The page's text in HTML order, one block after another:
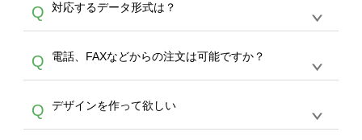
A
生産にて承っております。デザインツールから
デザインの作成から決済まで完了できます。
30枚以上やシルク印刷など、大口注文の場合
は、サポートが担当するエコバッグコンシェル
やタンブラーコンシェルをご利用ください。製
作する数量が多ければ多いほど、オンデマンド
サービスよりも低価格で製作することが可能で
す。
Q 対応するデータ形式は？
A
ドできるデータ形式は、JPG / PNG / AI / PSD /
PDF 形式になります。データの最大サイズ
写真などもアップロード可能です。使用できな
い画像はエラーになります。（※ Illustratorか
Q 電話、FAXなどからの注文は可能ですか？
A
文のみ受け付けております。30個以上のご製
作をお考えの方は、サポートが担当するエコバ
Q デザインを作って欲しい